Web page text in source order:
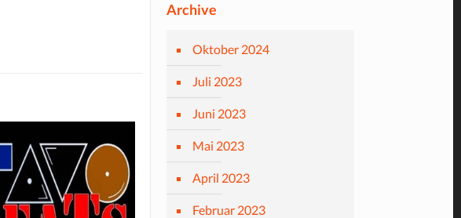
Archive
Oktober 2024
Juli 2023
Juni 2023
Mai 2023
April 2023
Februar 2023